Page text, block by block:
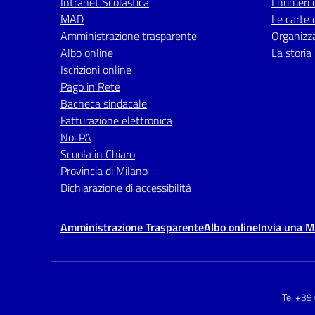
MAD
Amministrazione trasparente
Albo online
Iscrizioni online
Pago in Rete
Bacheca sindacale
Fatturazione elettronica
Noi PA
Scuola in Chiaro
Provincia di Milano
Dichiarazione di accessibilità
Le carte
La storia
Amministrazione TrasparenteAlbo onlineInvia una
Tel